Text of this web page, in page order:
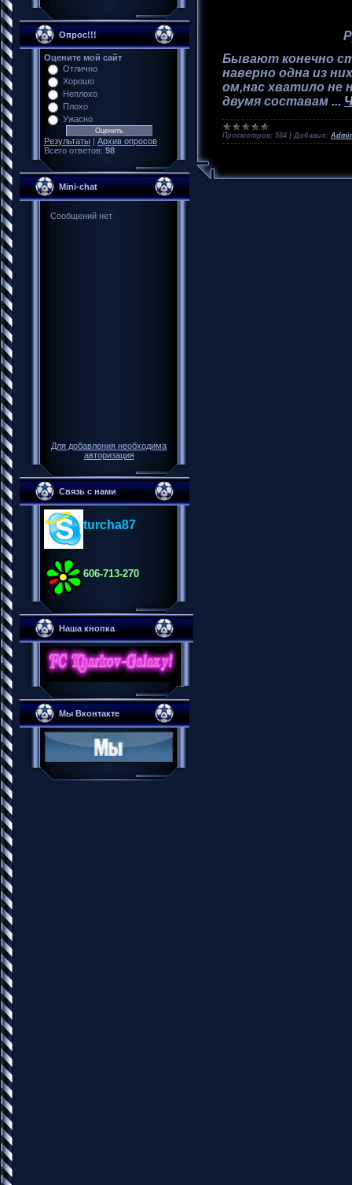
Опрос!!!
Оцените мой сайт
Отлично
Хорошо
Неплохо
Плохо
Ужасно
Результаты | Архив опросов
Всего ответов: 98
Mini-chat
Для добавления необходима
авторизация
Связь с нами
turcha87
606-713-270
Наша кнопка
Мы Вконтакте
Бывают конечно
наверно одна из
ом,нас хватило не
двумя составам ...
Просмотров: 564 Добавил: